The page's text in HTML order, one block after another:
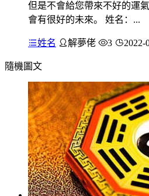
但是不會給您帶來不好的運
會有很好的未來。 姓名：...
姓名 解夢佬 3 2022-
隨機圖文